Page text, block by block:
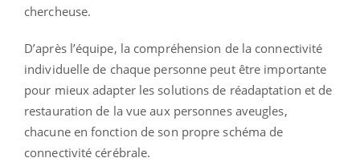
chercheuse.
D’après l’équipe, la compréhension de la connectivité
individuelle de chaque personne peut être importante
pour mieux adapter les solutions de réadaptation et de
restauration de la vue aux personnes aveugles,
chacune en fonction de son propre schéma de
connectivité cérébrale.